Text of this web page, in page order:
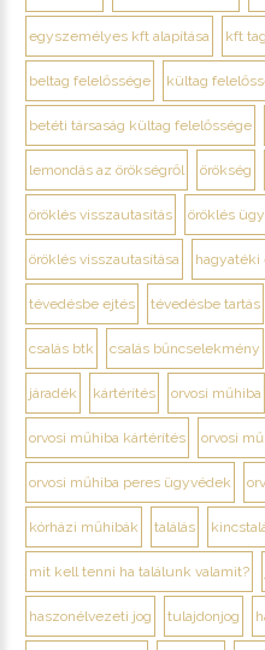
egyszemélyes kft alapítása kft
beltag felelőssége kültag
betéti társaság kültag felelőssége
lemondás az örökségről örökség
öröklés visszautasítás öröklés
öröklés visszautasítása hagyatéki
tévedésbe ejtés tévedésbe tartás
csalás btk csalás bűncselekmény
járadék kártérítés orvosi műhiba
orvosi műhiba kártérítés orvosi
orvosi műhiba peres ügyvédek
kórházi műhibák találás
mit kell tenni ha találunk valamit?
haszonélvezeti jog tulajdonjog